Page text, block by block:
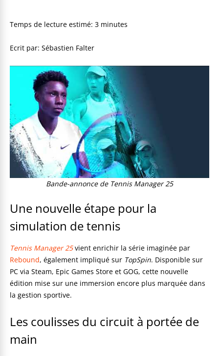
Temps de lecture estimé: 3 minutes
Ecrit par: Sébastien Falter
Bande-annonce de Tennis Manager 25
Une nouvelle étape pour la
simulation de tennis
Tennis Manager 25vient enrichir la série imaginée par
Rebound, également impliqué sur TopSpin. Disponible sur
PC via Steam, Epic Games Store et GOG, cette nouvelle
édition mise sur une immersion encore plus marquée dans
la gestion sportive.
Les coulisses du circuit à portée de
main